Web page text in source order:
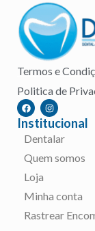
Termos e
Politica de
Institucional
Dentalar
Quem somos
Loja
Minha conta
Rastrear